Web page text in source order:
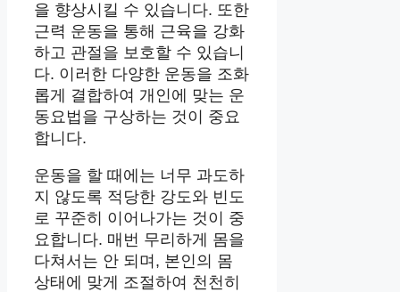
을 향상시킬 수 있습니다. 또한
근력 운동을 통해 근육을 강화
하고 관절을 보호할 수 있습니
다. 이러한 다양한 운동을 조화
롭게 결합하여 개인에 맞는 운
동요법을 구상하는 것이 중요
합니다.
운동을 할 때에는 너무 과도하
지 않도록 적당한 강도와 빈도
로 꾸준히 이어나가는 것이 중
요합니다. 매번 무리하게 몸을
다쳐서는 안 되며, 본인의 몸
상태에 맞게 조절하여 천천히